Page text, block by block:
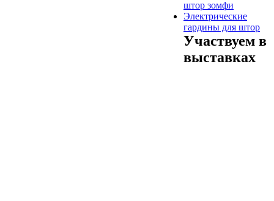
штор зомфи
Электрические
гардины для штор
Участвуем в
выставках